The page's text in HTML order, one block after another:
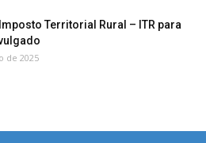
Territorial Rural – ITR para
de 2025